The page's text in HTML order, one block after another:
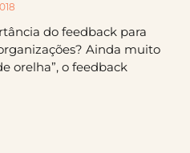
do feedback para
Ainda muito
orelha”, o feedback